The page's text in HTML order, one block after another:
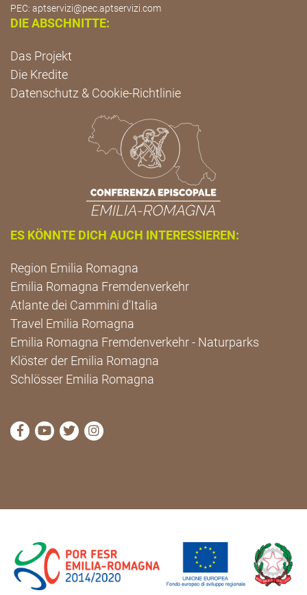
PEC: aptservizi@pec.aptservizi.com
DIE ABSCHNITTE:
Das Projekt
Die Kredite
Datenschutz & Cookie-Richtlinie
ES KÖNNTE DICH AUCH INTERESSIEREN:
Region Emilia Romagna
Emilia Romagna Fremdenverkehr
Atlante dei Cammini d'Italia
Travel Emilia Romagna
Emilia Romagna Fremdenverkehr - Naturparks
Klöster der Emilia Romagna
Schlösser Emilia Romagna
die Seite Facebook von Cammini Emilia-Romagna
die Seite YouTube von Cammini Emilia-
die Seite Twitter von Cammini Emilia-
die Seite Instagram von Cammini